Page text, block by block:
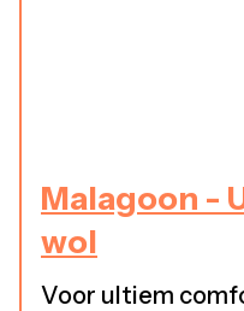
Malagoon -
wol
Voor ultiem